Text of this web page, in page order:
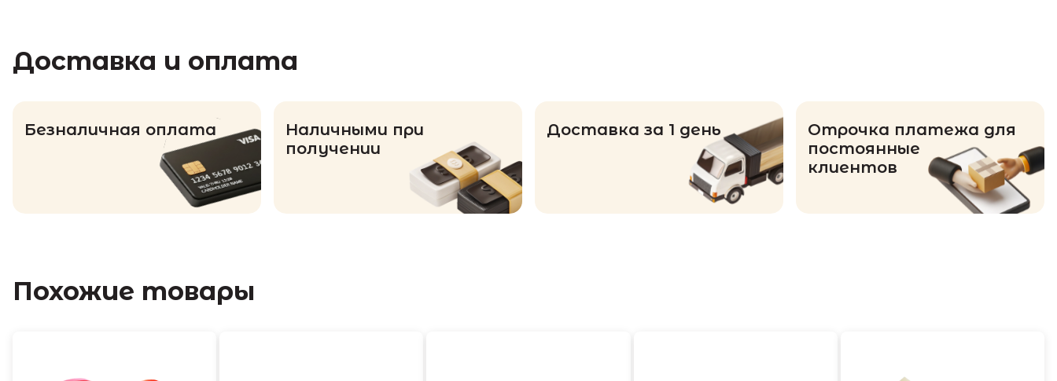
Доставка и оплата
Безналичная оплата
Наличными при
получении
Доставка за 1 день
Отрочка платежа для
постоянные
клиентов
Похожие товары